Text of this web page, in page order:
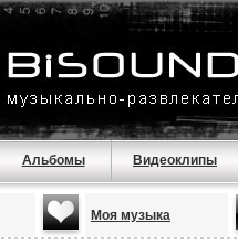
Альбомы Видеоклипы
Моя музыка